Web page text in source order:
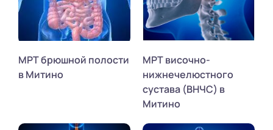
МРТ брюшной полости
в Митино
МРТ височно-
нижнечелюстного
сустава (ВНЧС) в
Митино